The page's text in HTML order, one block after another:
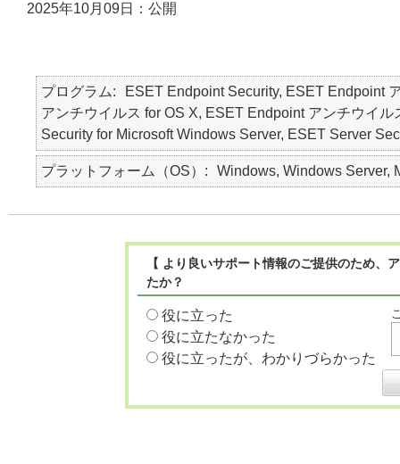
2025年10月09日：公開
プログラム
ESET Endpoint Security, ESET Endpoint
アンチウイルス for OS X, ESET Endpoint アンチウイ
Security for Microsoft Windows Server, ESET Server
プラットフォーム（OS） Windows, Windows Server,
【 より良いサポート情報のご提供のため
たか？
役に立った
役に立たなかった
役に立ったが、わかりづらかった